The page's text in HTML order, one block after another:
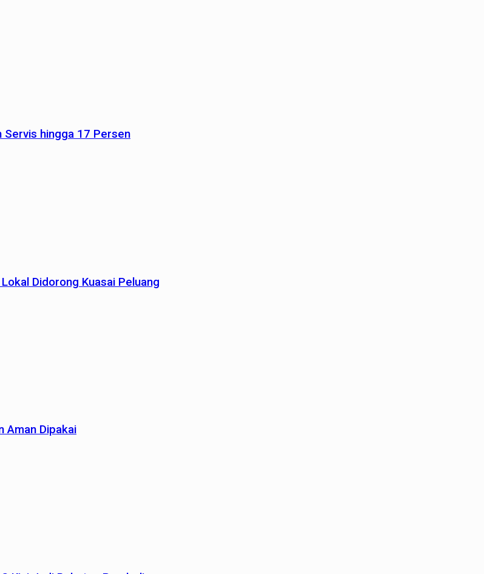
Servis hingga 17 Persen
Didorong Kuasai Peluang
Aman Dipakai